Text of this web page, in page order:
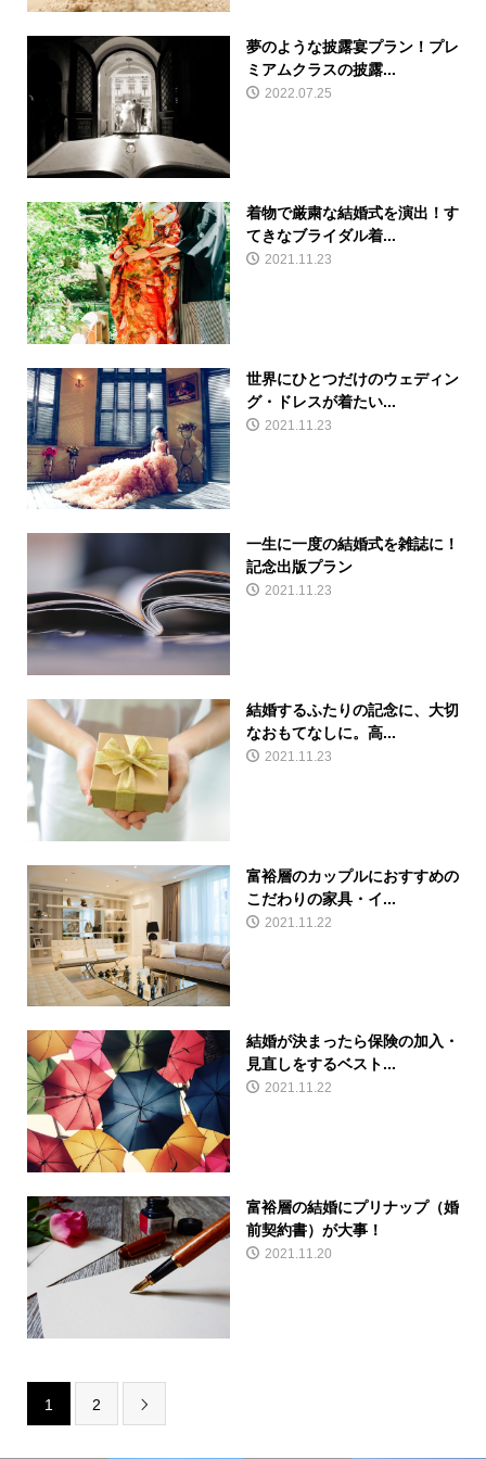
夢のような披露宴プラン！プレ
ミアムクラスの披露...
2022.07.25
着物で厳粛な結婚式を演出！す
てきなブライダル着...
2021.11.23
世界にひとつだけのウェディン
グ・ドレスが着たい...
2021.11.23
一生に一度の結婚式を雑誌に！
記念出版プラン
2021.11.23
結婚するふたりの記念に、大切
なおもてなしに。高...
2021.11.23
富裕層のカップルにおすすめの
こだわりの家具・イ...
2021.11.22
結婚が決まったら保険の加入・
見直しをするベスト...
2021.11.22
富裕層の結婚にプリナップ（婚
前契約書）が大事！
2021.11.20
1 2 